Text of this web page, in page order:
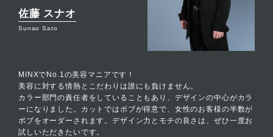
佐藤 スナオ
Sunao Sato
MINXでNo.1の美容マニアです！
美容に対する情熱とこだわりは誰にも負けません。
カラー部門の責任者をしていることもあり、デザインの中心がカラ
ーになりました。カットではボブが得意で、女性のお客様の半数が
ボブをオーダーされます。デザイン力とモチの良さは、ぜひ一度お
試しいただきたいです。